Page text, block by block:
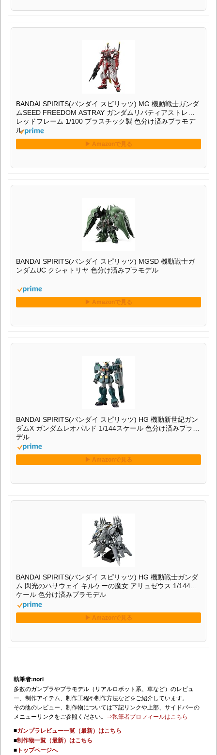
BANDAI SPIRITS(バンダイ スピリッツ) MG 機動戦士ガンダ
ムSEED FREEDOM ASTRAY ガンダムリバティアストレイ
レッドフレーム 1/100 プラスチック製 色分け済みプラモデ
ル
BANDAI SPIRITS(バンダイ スピリッツ) MGSD 機動戦士ガ
ンダムUC クシャトリヤ 色分け済みプラモデル
BANDAI SPIRITS(バンダイ スピリッツ) HG 機動新世紀ガン
ダムX ガンダムレオパルド 1/144スケール 色分け済みプラモ
デル
BANDAI SPIRITS(バンダイ スピリッツ) HG 機動戦士ガンダ
ム 閃光のハサウェイ キルケーの魔女 アリュゼウス 1/144ス
ケール 色分け済みプラモデル
執筆者:nori
多数のガンプラやプラモデル（リアルロボット系、車など）のレビュ
ー、制作アイテム、制作工程や制作方法などをご紹介しています。
その他のレビュー、制作物については下記リンクや上部、サイドバーの
メニューリンクをご参照ください。 ⇒執筆者プロフィールはこちら
■ガンプラレビュー一覧（最新）はこちら
■制作物一覧（最新）はこちら
■ トップページへ